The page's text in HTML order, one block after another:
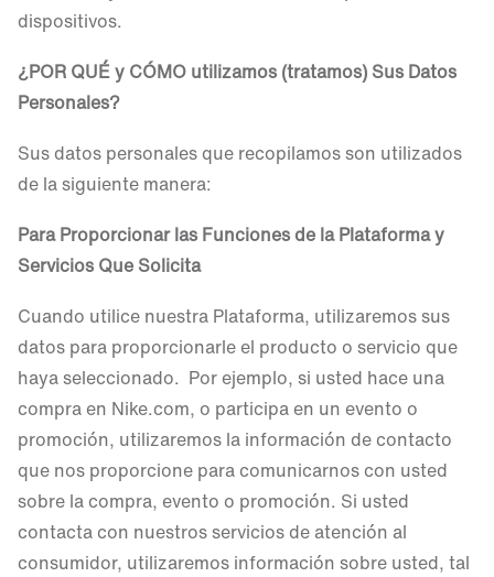
dispositivos.
¿POR QUÉ y CÓMO utilizamos (tratamos) Sus Datos
Personales?
Sus datos personales que recopilamos son utilizados
de la siguiente manera:
Para Proporcionar las Funciones de laPlataformay
Servicios Que Solicita
Cuando utilice nuestra Plataforma, utilizaremos sus
datos para proporcionarle el producto o servicio que
haya seleccionado. Por ejemplo, si usted hace una
compra en Nike.com, o participa en un evento o
promoción, utilizaremos la información de contacto
que nos proporcione para comunicarnos con usted
sobre la compra, evento o promoción. Si usted
contacta con nuestros servicios de atención al
consumidor, utilizaremos información sobre usted, tal